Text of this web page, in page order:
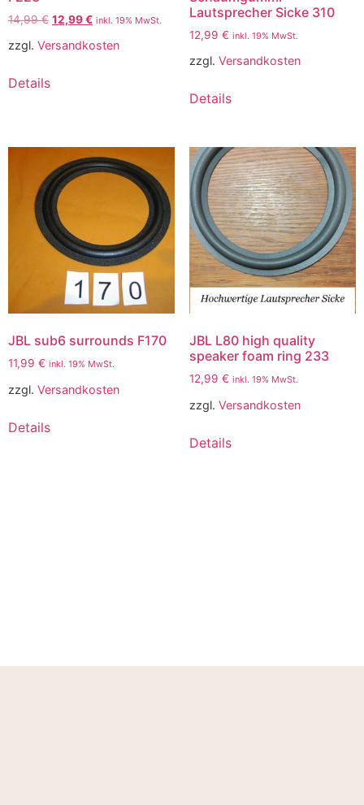
14,99€ 12,99€ inkl. 19% MwSt.
zzgl. Versandkosten
Details
Lautsprecher Sicke 310
12,99 € inkl. 19% MwSt.
zzgl. Versandkosten
Details
JBL sub6 surrounds F170
11,99 € inkl. 19% MwSt.
zzgl. Versandkosten
Details
JBL L80 high quality
speaker foam ring 233
12,99 € inkl. 19% MwSt.
zzgl. Versandkosten
Details